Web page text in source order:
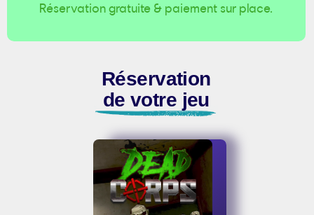
TEAMBUILDING
Réservation gratuite & paiement sur place.
Réservation
de votre jeu